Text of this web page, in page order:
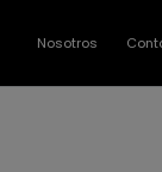
Nosotros